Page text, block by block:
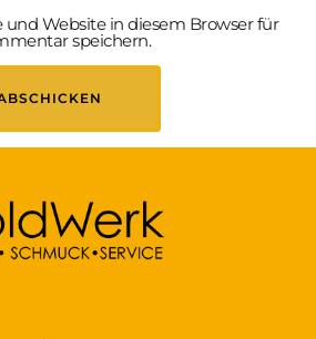
und Website in diesem Browser für
speichern.